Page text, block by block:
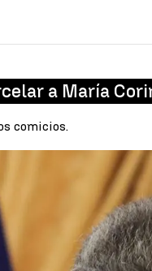
a María
comicios.